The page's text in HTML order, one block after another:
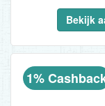
Bekijk
1%